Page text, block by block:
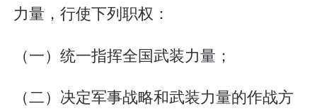
力量，行使下列职权：
（一）统一指挥全国武装力量；
（二）决定军事战略和武装力量的作战方